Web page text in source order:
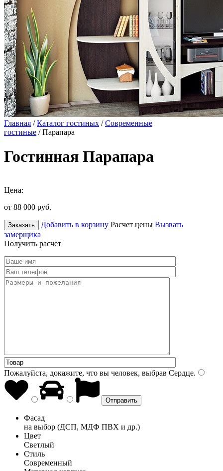
Главная /Каталог гостиных /Современные
гостиные / Парапара
Гостинная Парапара
Цена:
от 88 000 руб.
Заказать Добавить в корзину Расчет цены Вызвать
замерщика
Получить расчет
Пожалуйста, докажите, что вы человек, выбрав Сердце.
Фасад
на выбор (ДСП, МДФ ПВХ и др.)
Цвет
Светлый
Стиль
Современный